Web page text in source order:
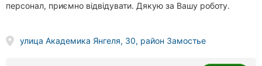
персонал, приємно відвідувати. Дякую за Вашу роботу.
улица Академика Янгеля, 30, район Замостье